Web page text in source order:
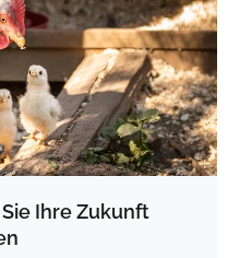
Ihre Zukunft